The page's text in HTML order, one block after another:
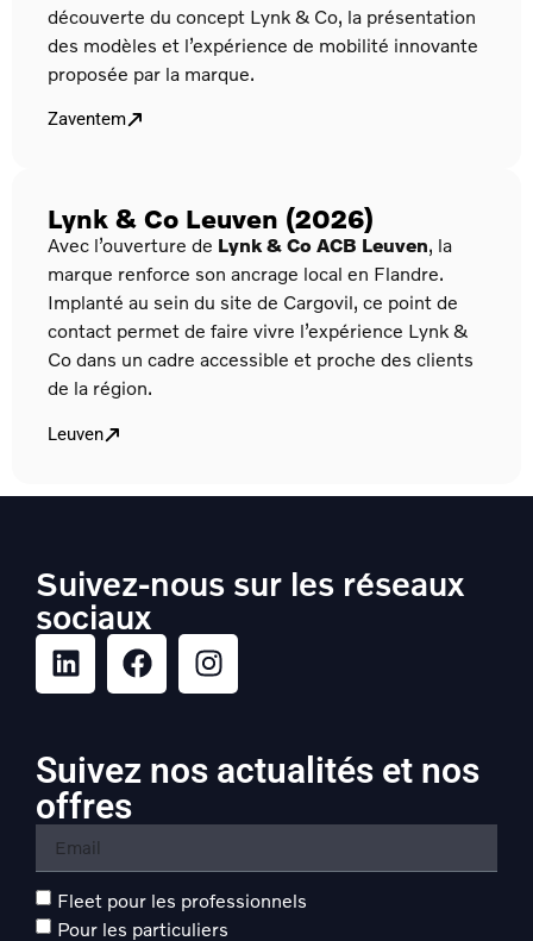
découverte du concept Lynk & Co, la présentation
des modèles et l’expérience de mobilité innovante
proposée par la marque.
Zaventem
Lynk & Co Leuven (2026)
Avec l’ouverture de Lynk & Co ACB Leuven, la
marque renforce son ancrage local en Flandre.
Implanté au sein du site de Cargovil, ce point de
contact permet de faire vivre l’expérience Lynk &
Co dans un cadre accessible et proche des clients
de la région.
Leuven
Suivez-nous sur les réseaux
sociaux
Suivez nos actualités et nos
offres
Fleet pour les professionnels
Pour les particuliers